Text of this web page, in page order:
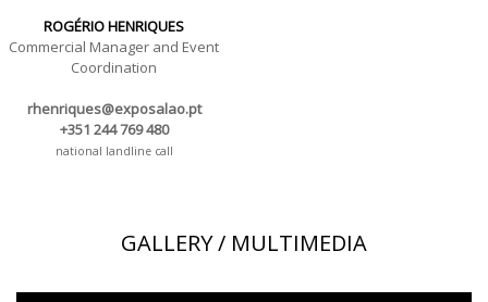
ROGÉRIO HENRIQUES
Commercial Manager and Event
Coordination
rhenriques@exposalao.pt
+351 244 769 480
national landline call
GALLERY / MULTIMEDIA